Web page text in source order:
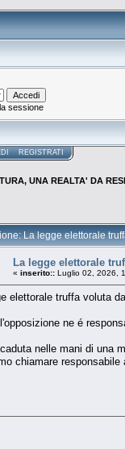
sessione
REGISTRATI
UNA REALTA' DA
La legge elettorale
La legge elettorale
« inserito:: Luglio 02, 2026,
elettorale truffa voluta
ne é
nelle mani di una
chiamare